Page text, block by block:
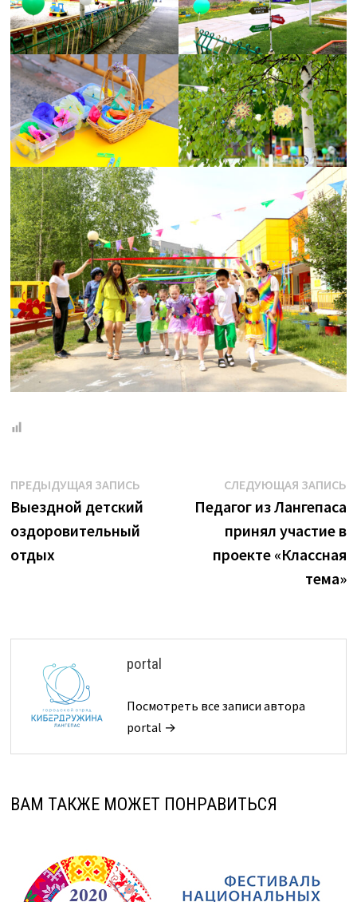
Навигация
по
записям
ПРЕДЫДУЩАЯ ЗАПИСЬПредыдущая
запись:
Выездной детский
оздоровительный
отдых
СЛЕДУЮЩАЯ ЗАПИСЬ
Педагог из Лангепаса
принял участие в
проекте «Классная
тема»
portal
Посмотреть все записи автора
portal →
ВАМ ТАКЖЕ МОЖЕТ ПОНРАВИТЬСЯ